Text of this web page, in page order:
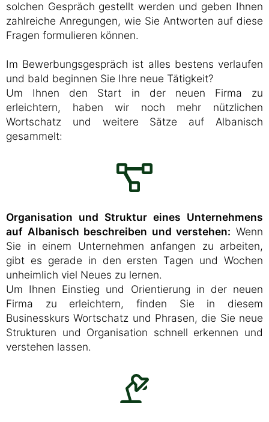
solchen Gespräch gestellt werden und geben Ihnen
zahlreiche Anregungen, wie Sie Antworten auf diese
Fragen formulieren können.
Im Bewerbungsgespräch ist alles bestens verlaufen
und bald beginnen Sie Ihre neue Tätigkeit?
Um Ihnen den Start in der neuen Firma zu
erleichtern, haben wir noch mehr nützlichen
Wortschatz und weitere Sätze auf Albanisch
gesammelt:
Organisation und Struktur eines Unternehmens
auf Albanisch beschreiben und verstehen: Wenn
Sie in einem Unternehmen anfangen zu arbeiten,
gibt es gerade in den ersten Tagen und Wochen
unheimlich viel Neues zu lernen.
Um Ihnen Einstieg und Orientierung in der neuen
Firma zu erleichtern, finden Sie in diesem
Businesskurs Wortschatz und Phrasen, die Sie neue
Strukturen und Organisation schnell erkennen und
verstehen lassen.